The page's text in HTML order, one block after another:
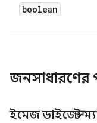
boolean
জনসাধারণের
ইমেজ ডাইজেস্ট